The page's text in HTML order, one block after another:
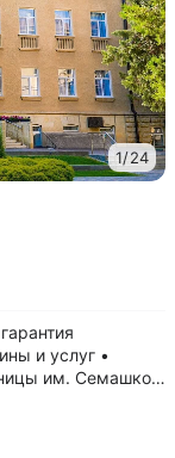
1/24
и услуг •
им. Семашко,